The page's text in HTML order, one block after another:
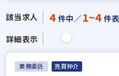
該当求人 4 件中／1~4 件
詳細表示
業務委託 売買仲介